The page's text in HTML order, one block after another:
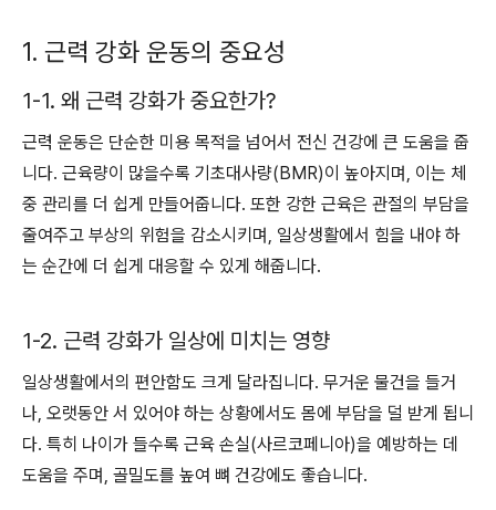
1. 근력 강화 운동의 중요성
1-1. 왜 근력 강화가 중요한가?
근력 운동은 단순한 미용 목적을 넘어서 전신 건강에 큰 도움을 줍
니다. 근육량이 많을수록 기초대사량(BMR)이 높아지며, 이는 체
중 관리를 더 쉽게 만들어줍니다. 또한 강한 근육은 관절의 부담을
줄여주고 부상의 위험을 감소시키며, 일상생활에서 힘을 내야 하
는 순간에 더 쉽게 대응할 수 있게 해줍니다.
1-2. 근력 강화가 일상에 미치는 영향
일상생활에서의 편안함도 크게 달라집니다. 무거운 물건을 들거
나, 오랫동안 서 있어야 하는 상황에서도 몸에 부담을 덜 받게 됩니
다. 특히 나이가 들수록 근육 손실(사르코페니아)을 예방하는 데
도움을 주며, 골밀도를 높여 뼈 건강에도 좋습니다.